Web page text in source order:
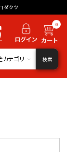
ダクツ
0
カテゴリ 検索